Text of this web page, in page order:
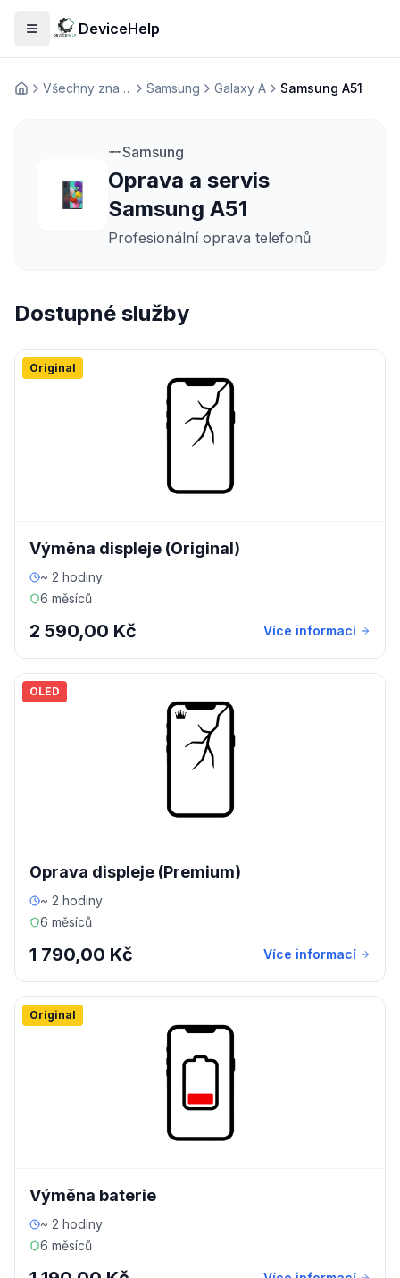
Otevřít menuDeviceHelp
Домашня Všechny značky Samsung Galaxy A Samsung A51
Samsung
Oprava a servis
Samsung A51
Profesionální oprava telefonů
Dostupné služby
Original
Výměna displeje (Original)
~ 2 hodiny
6 měsíců
2 590,00 Kč Více informací
OLED
Oprava displeje (Premium)
~ 2 hodiny
6 měsíců
1 790,00 Kč Více informací
Original
Výměna baterie
~ 2 hodiny
6 měsíců